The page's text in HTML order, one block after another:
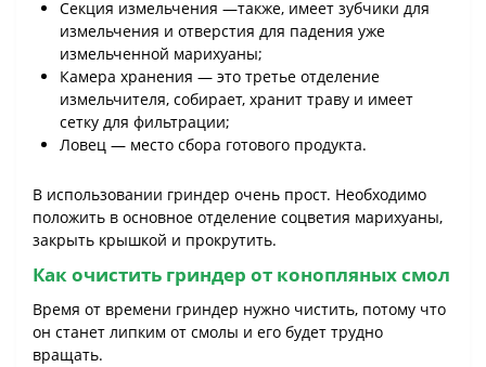
Секция измельчения —также, имеет зубчики для
измельчения и отверстия для падения уже
измельченной марихуаны;
Камера хранения — это третье отделение
измельчителя, собирает, хранит траву и имеет
сетку для фильтрации;
Ловец — место сбора готового продукта.
В использовании гриндер очень прост. Необходимо
положить в основное отделение соцветия марихуаны,
закрыть крышкой и прокрутить.
Как очистить гриндер от конопляных смол
Время от времени гриндер нужно чистить, потому что
он станет липким от смолы и его будет трудно
вращать.